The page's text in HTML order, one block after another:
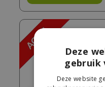
Deze
gebruik
Deze website